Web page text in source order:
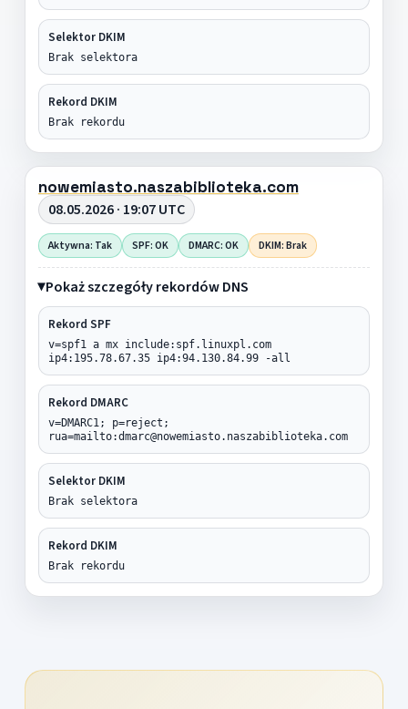
Selektor DKIM
Brak selektora
Rekord DKIM
Brak rekordu
nowemiasto.naszabiblioteka.com
08.05.2026 · 19:07 UTC
Aktywna: Tak SPF: OK DMARC: OK DKIM: Brak
Pokaż szczegóły rekordów DNS
Rekord SPF
v=spf1 a mx include:spf.linuxpl.com
ip4:195.78.67.35 ip4:94.130.84.99 -all
Rekord DMARC
v=DMARC1; p=reject;
rua=mailto:dmarc@nowemiasto.naszabiblioteka.com
Selektor DKIM
Brak selektora
Rekord DKIM
Brak rekordu